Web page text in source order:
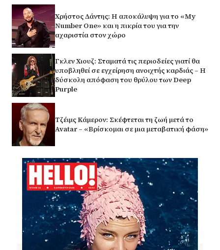
Χρήστος Δάντης: Η αποκάλυψη για το «My
Number One» και η πικρία του για την
αχαριστία στον χώρο
Γκλεν Χιουζ: Σταματά τις περιοδείες γιατί θα
υποβληθεί σε εγχείρηση ανοιχτής καρδιάς – Η
δύσκολη απόφαση του θρύλου των Deep
Purple
Τζέιμς Κάμερον: Σκέφτεται τη ζωή μετά το
Avatar – «Βρίσκομαι σε μια μεταβατική φάση»